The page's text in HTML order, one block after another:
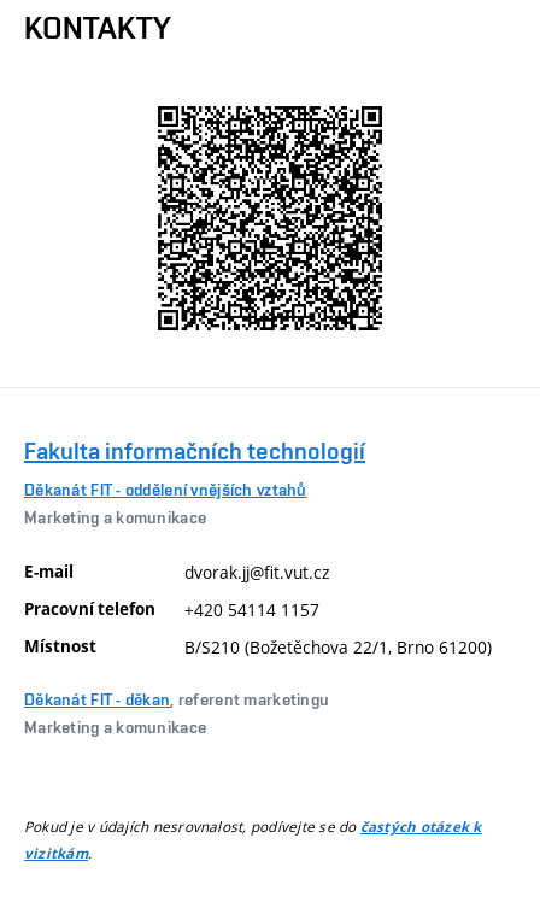
KONTAKTY
Fakulta informačních technologií
Děkanát FIT - oddělení vnějších vztahů
Marketing a komunikace
E-mail dvorak.jj@fit.vut.cz
Pracovní telefon +420 54114 1157
Místnost B/S210 (Božetěchova 22/1, Brno 61200)
Děkanát FIT - děkan, referent marketingu
Marketing a komunikace
Pokud je v údajích nesrovnalost, podívejte se do častých otázek k
vizitkám.